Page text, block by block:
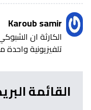
Karoub samir
الكارثة ان
تلفيزيونية واحدة من 1987 الى
القائمة